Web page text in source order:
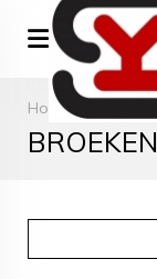
Home
BROEKEN